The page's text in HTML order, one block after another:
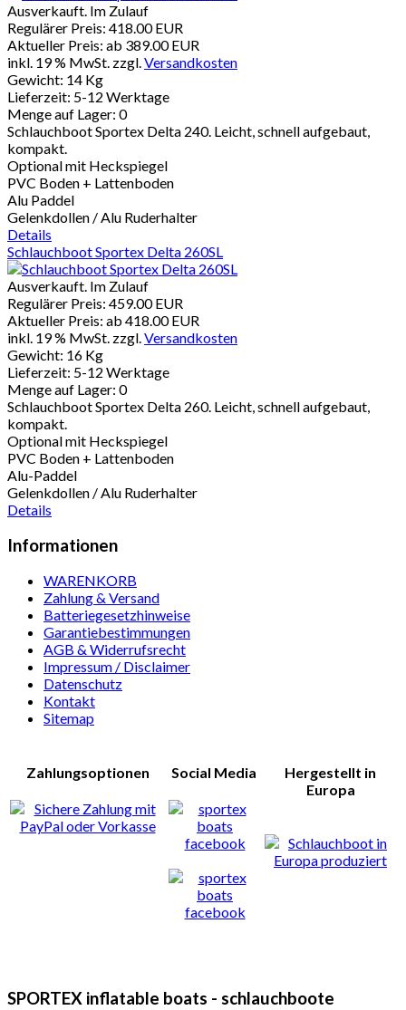
Ausverkauft. Im Zulauf
Regulärer Preis: 418.00 EUR
Aktueller Preis: ab 389.00 EUR
inkl. 19 % MwSt. zzgl.Versandkosten
Gewicht: 14 Kg
Lieferzeit: 5-12 Werktage
Menge auf Lager: 0
Schlauchboot Sportex Delta 240. Leicht, schnell aufgebaut,
kompakt.
Optional mit Heckspiegel
PVC Boden + Lattenboden
Alu Paddel
Gelenkdollen / Alu Ruderhalter
Details
Schlauchboot Sportex Delta 260SL
Ausverkauft. Im Zulauf
Regulärer Preis: 459.00 EUR
Aktueller Preis: ab 418.00 EUR
inkl. 19 % MwSt. zzgl.Versandkosten
Gewicht: 16 Kg
Lieferzeit: 5-12 Werktage
Menge auf Lager: 0
Schlauchboot Sportex Delta 260. Leicht, schnell aufgebaut,
kompakt.
Optional mit Heckspiegel
PVC Boden + Lattenboden
Alu-Paddel
Gelenkdollen / Alu Ruderhalter
Details
Informationen
WARENKORB
Zahlung & Versand
Batteriegesetzhinweise
Garantiebestimmungen
AGB & Widerrufsrecht
Impressum / Disclaimer
Datenschutz
Kontakt
Sitemap
Zahlungsoptionen Social Media
Hergestellt in
Europa
SPORTEX inflatable boats - schlauchboote